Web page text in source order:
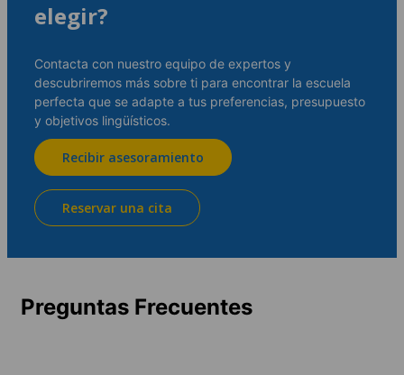
elegir?
Contacta con nuestro equipo de expertos y
descubriremos más sobre ti para encontrar la escuela
perfecta que se adapte a tus preferencias, presupuesto
y objetivos lingüísticos.
Recibir asesoramiento
Reservar una cita
Preguntas Frecuentes